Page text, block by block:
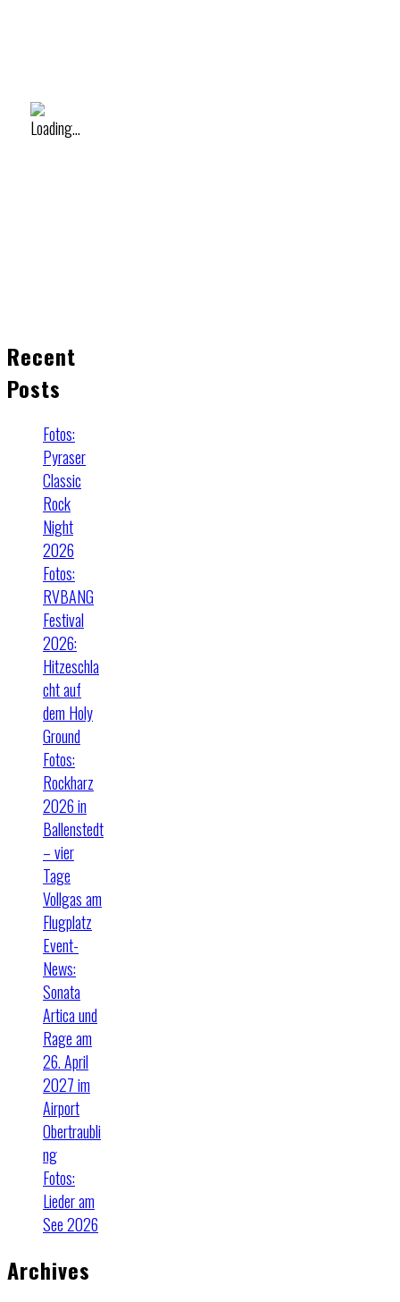
Recent
Posts
Fotos:
Pyraser
Classic
Rock
Night
2026
Fotos:
RVBANG
Festival
2026:
Hitzeschla
cht auf
dem Holy
Ground
Fotos:
Rockharz
2026 in
Ballenstedt
– vier
Tage
Vollgas am
Flugplatz
Event-
News:
Sonata
Artica und
Rage am
26. April
2027 im
Airport
Obertraubli
ng
Fotos:
Lieder am
See 2026
Archives